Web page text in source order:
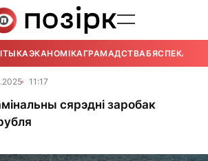
ЭКАНОМІКАГРАМАДСТВАБЯСПЕКА
11:17
сярэдні заробак